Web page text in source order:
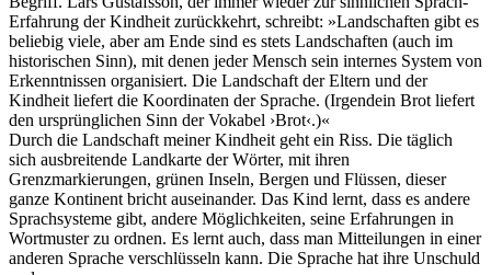
Erfahrung der Kindheit zurückkehrt, schreibt: »Landschaften gibt es
beliebig viele, aber am Ende sind es stets Landschaften (auch im
historischen Sinn), mit denen jeder Mensch sein internes System von
Erkenntnissen organisiert. Die Landschaft der Eltern und der
Kindheit liefert die Koordinaten der Sprache. (Irgendein Brot liefert
den ursprünglichen Sinn der Vokabel ›Brot‹.)«
Durch die Landschaft meiner Kindheit geht ein Riss. Die täglich
sich ausbreitende Landkarte der Wörter, mit ihren
Grenzmarkierungen, grünen Inseln, Bergen und Flüssen, dieser
ganze Kontinent bricht auseinander. Das Kind lernt, dass es andere
Sprachsysteme gibt, andere Möglichkeiten, seine Erfahrungen in
Wortmuster zu ordnen. Es lernt auch, dass man Mitteilungen in einer
anderen Sprache verschlüsseln kann. Die Sprache hat ihre Unschuld